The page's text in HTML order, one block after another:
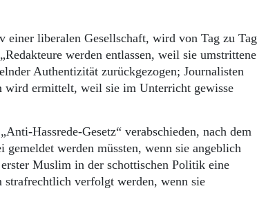
einer liberalen Gesellschaft, wird von Tag zu Tag
werden entlassen, weil sie umstrittene
Authentizität zurückgezogen; Journalisten
wird ermittelt, weil sie im Unterricht gewisse
Hassrede-Gesetz“ verabschieden, nach dem
werden müssten, wenn sie angeblich
Muslim in der schottischen Politik eine
strafrechtlich verfolgt werden, wenn sie